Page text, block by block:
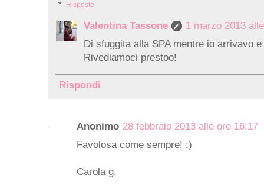
Risposte
Valentina Tassone
1 marzo 2013
Di sfuggita alla SPA mentre io arrivavo
Rivediamoci prestoo!
Rispondi
Anonimo 28 febbraio 2013 alle ore 16:17
Favolosa come sempre! :)
Carola g.